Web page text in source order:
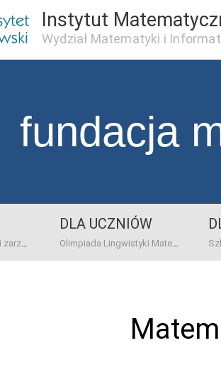
Instytut
Wydział Matematyki i
fundacja
dane bankowo-adresowe kontakt
DLA UCZNIÓW
Olimpiada Lingwistyki Matematycznej